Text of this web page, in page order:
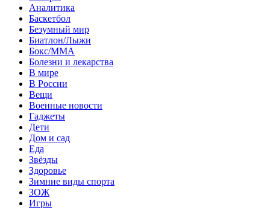
Аналитика
Баскетбол
Безумный мир
Биатлон/Лыжи
Бокс/MMA
Болезни и лекарства
В мире
В России
Вещи
Военные новости
Гаджеты
Дети
Дом и сад
Еда
Звёзды
Здоровье
Зимние виды спорта
ЗОЖ
Игры